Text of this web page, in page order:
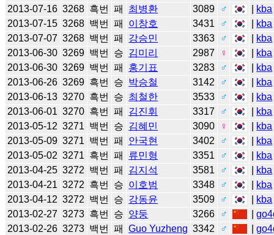
2013-07-16 3268 흑번 패 최병환 3089 ♂ kba
2013-07-15 3268 백번 패 이창호 3431 ♂ kba
2013-07-07 3268 백번 패 강승민 3363 ♂ kba
2013-06-30 3269 백번 승 김미리 2987 ♀ kba
2013-06-30 3269 백번 패 홍기표 3283 ♂ kba
2013-06-26 3269 흑번 승 박승철 3142 ♂ kba
2013-06-13 3270 흑번 승 최철한 3533 ♂ kba
2013-06-01 3270 흑번 패 김진휘 3317 ♂ kba
2013-05-12 3271 백번 승 김혜민 3090 ♀ kba
2013-05-09 3271 백번 패 안국현 3402 ♂ kba
2013-05-02 3271 흑번 패 류민형 3351 ♂ kba
2013-04-25 3272 백번 패 김지석 3581 ♂ kba
2013-04-21 3272 흑번 승 이호범 3348 ♂ kba
2013-04-12 3272 백번 승 강동윤 3509 ♂ kba
2013-02-27 3273 흑번 승 양둥 3266 ♂ |
2013-02-26 3273 백번 패 Guo Yuzheng 3342 ♂ |